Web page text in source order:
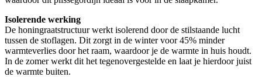
Isolerende werking
De honingraatstructuur werkt isolerend door de stilstaande lucht
tussen de stoflagen. Dit zorgt in de winter voor 45% minder
warmteverlies door het raam, waardoor je de warmte in huis houdt.
In de zomer werkt dit het tegenovergestelde en laat je hierdoor juist
de warmte buiten.